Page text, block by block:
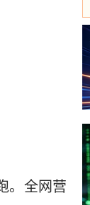
。全网营